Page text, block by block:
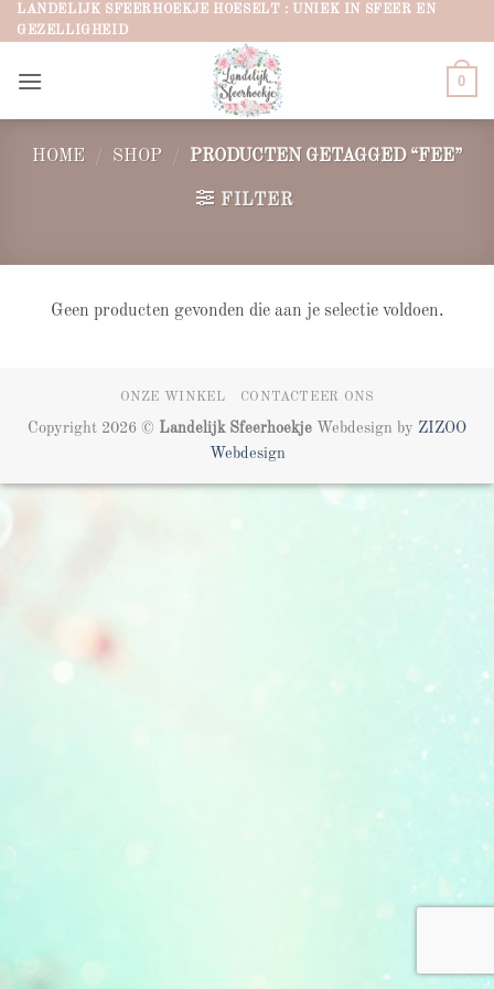
Ga
naar
LANDELIJK SFEERHOEKJE HOESELT : UNIEK IN SFEER EN
GEZELLIGHEID
0
HOME / SHOP / PRODUCTEN GETAGGED “FEE”
FILTER
Geen producten gevonden die aan je selectie voldoen.
ONZE WINKEL CONTACTEER ONS
Copyright 2026 © Landelijk Sfeerhoekje Webdesign by ZIZOO
Webdesign